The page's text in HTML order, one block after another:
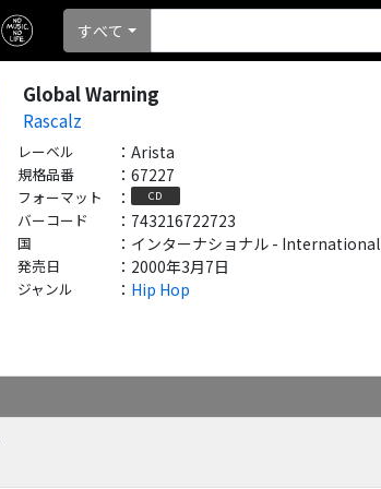
すべて
Global Warning
Rascalz
レーベル ： Arista
規格品番 ： 67227
フォーマット ： CD
バーコード ： 743216722723
国 ： インターナショナル - International
発売日 ： 2000年3月7日
ジャンル ： Hip Hop